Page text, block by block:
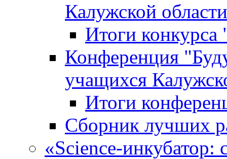
Калужской области
Итоги
Конференция
учащихся
Итоги
Сборник лучших
«Science-инкубатор: